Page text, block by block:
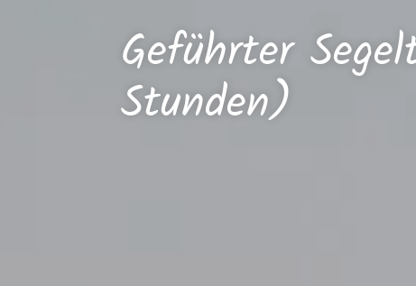
Geführter
Stunden)